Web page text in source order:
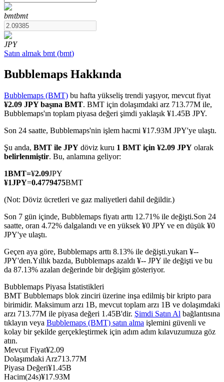
COIN-M Vadeli İşlemleri
Kripto Para Vadeli İşlemleri
TradFi
Hisse senetleri, döviz, değerli metaller ve emtia türevleri
USDC Vadeli İşlemleri
USDC'yi teminat olarak kullanan vadeli işlemler
bmtbmt
JPY
Satın almak bmt (bmt)
Bubblemaps Hakkında
Bubblemaps (BMT) bu hafta yükseliş trendi yaşıyor, mevcut fiyat
¥2.09 JPY başına BMT. BMT için dolaşımdaki arz 713.77M ile,
Bubblemaps'ın toplam piyasa değeri şimdi yaklaşık ¥1.45B JPY.
Son 24 saatte, Bubblemaps'nin işlem hacmi ¥17.93M JPY'ye ulaştı.
Şu anda, BMT ile JPY döviz kuru 1 BMT için ¥2.09 JPY olarak
belirlenmiştir. Bu, anlamına geliyor:
1BMT=¥2.09JPY
¥1JPY=0.4779475BMT
(Not: Döviz ücretleri ve gaz maliyetleri dahil değildir.)
Son 7 gün içinde, Bubblemaps fiyatı arttı 12.71% ile değişti.Son 24
saatte, oran 4.72% dalgalandı ve en yüksek ¥0 JPY ve en düşük ¥0
JPY'ye ulaştı.
Geçen aya göre, Bubblemaps arttı 8.13% ile değişti.yukarı ¥--
JPY'den.Yıllık bazda, Bubblemaps azaldı ¥-- JPY ile değişti ve bu
da 87.13% azalan değerinde bir değişim gösteriyor.
Bubblemaps Piyasa İstatistikleri
BMT Bubblemaps blok zinciri üzerine inşa edilmiş bir kripto para
birimidir. Maksimum arzı 1B, mevcut toplam arzı 1B ve dolaşımdaki
arzı 713.77M ile piyasa değeri 1.45B'dir. Şimdi Satın Al bağlantısına
tıklayın veya Bubblemaps (BMT) satın alma işlemini güvenli ve
kolay bir şekilde gerçekleştirmek için adım adım kılavuzumuza göz
atın.
Mevcut Fiyat¥2.09
Dolaşımdaki Arz713.77M
Piyasa Değeri¥1.45B
Hacim(24s)¥17.93M